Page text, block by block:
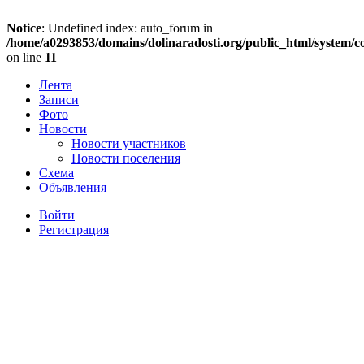
Notice: Undefined index: auto_forum in
/home/a0293853/domains/dolinaradosti.org/public_html/
on line 11
Лента
Записи
Фото
Новости
Новости участников
Новости поселения
Схема
Объявления
Войти
Регистрация